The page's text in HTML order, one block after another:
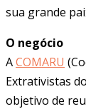
sua grande
O negócio
ACOMARU
Extrativistas
objetivo de